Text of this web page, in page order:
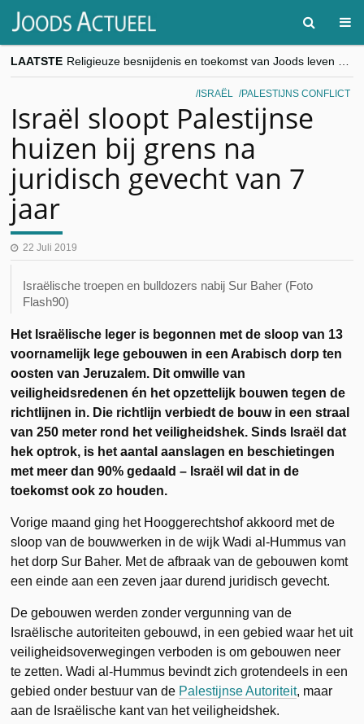
LAATSTE
“Besnijdenisdebat toont hoe moeilijk seculiere Westen minderheden begrijpt”, Jinnih Beels (Vooruit)
CITYTRIP | ROEMENIË – Boekarest: de verrassing van Oost-Europa
ISRAËL PALESTIJNS CONFLICT
Israël sloopt Palestijnse
huizen bij grens na
juridisch gevecht van 7
jaar
22 Juli 2019
Israëlische troepen en bulldozers nabij Sur Baher (Foto
Flash90)
Het Israëlische leger is begonnen met de sloop van 13
voornamelijk lege gebouwen in een Arabisch dorp ten
oosten van Jeruzalem. Dit omwille van
veiligheidsredenen én het opzettelijk bouwen tegen de
richtlijnen in. Die richtlijn verbiedt de bouw in een straal
van 250 meter rond het veiligheidshek. Sinds Israël dat
hek optrok, is het aantal aanslagen en beschietingen
met meer dan 90% gedaald – Israël wil dat in de
toekomst ook zo houden.
Vorige maand ging het Hooggerechtshof akkoord met de
sloop van de bouwwerken in de wijk Wadi al-Hummus van
het dorp Sur Baher. Met de afbraak van de gebouwen komt
een einde aan een zeven jaar durend juridisch gevecht.
De gebouwen werden zonder vergunning van de
Israëlische autoriteiten gebouwd, in een gebied waar het uit
veiligheidsoverwegingen verboden is om gebouwen neer
te zetten. Wadi al-Hummus bevindt zich grotendeels in een
gebied onder bestuur van de Palestijnse Autoriteit, maar
aan de Israëlische kant van het veiligheidshek.